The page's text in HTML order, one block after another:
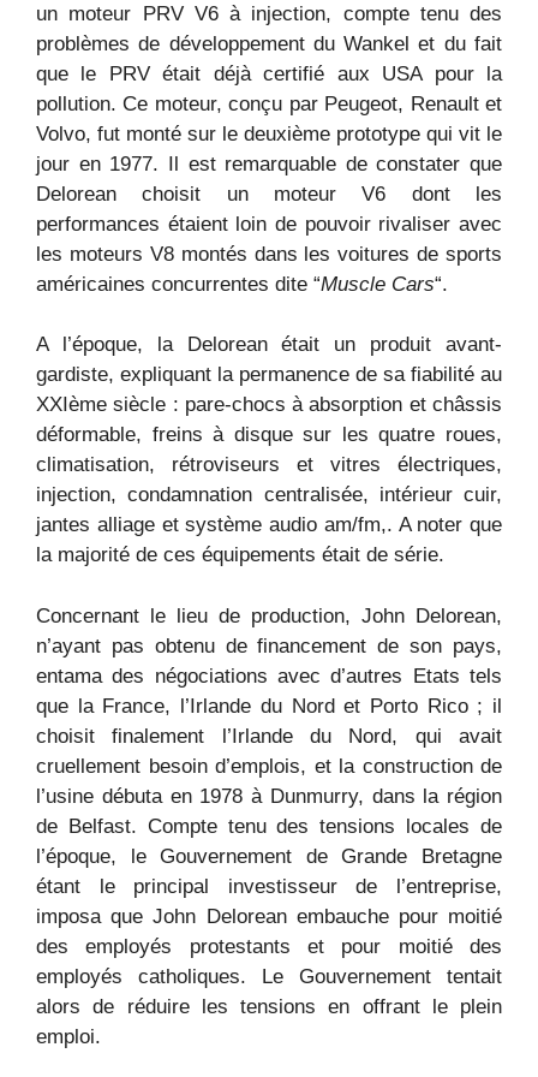
un moteur PRV V6 à injection, compte tenu des
problèmes de développement du Wankel et du fait
que le PRV était déjà certifié aux USA pour la
pollution. Ce moteur, conçu par Peugeot, Renault et
Volvo, fut monté sur le deuxième prototype qui vit le
jour en 1977. Il est remarquable de constater que
Delorean choisit un moteur V6 dont les
performances étaient loin de pouvoir rivaliser avec
les moteurs V8 montés dans les voitures de sports
américaines concurrentes dite “Muscle Cars“.
A l’époque, la Delorean était un produit avant-
gardiste, expliquant la permanence de sa fiabilité au
XXIème siècle : pare-chocs à absorption et châssis
déformable, freins à disque sur les quatre roues,
climatisation, rétroviseurs et vitres électriques,
injection, condamnation centralisée, intérieur cuir,
jantes alliage et système audio am/fm,. A noter que
la majorité de ces équipements était de série.
Concernant le lieu de production, John Delorean,
n’ayant pas obtenu de financement de son pays,
entama des négociations avec d’autres Etats tels
que la France, l’Irlande du Nord et Porto Rico ; il
choisit finalement l’Irlande du Nord, qui avait
cruellement besoin d’emplois, et la construction de
l’usine débuta en 1978 à Dunmurry, dans la région
de Belfast. Compte tenu des tensions locales de
l’époque, le Gouvernement de Grande Bretagne
étant le principal investisseur de l’entreprise,
imposa que John Delorean embauche pour moitié
des employés protestants et pour moitié des
employés catholiques. Le Gouvernement tentait
alors de réduire les tensions en offrant le plein
emploi.